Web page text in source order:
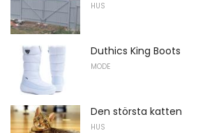
HUS
Duthics King Boots
MODE
Den största katten
HUS